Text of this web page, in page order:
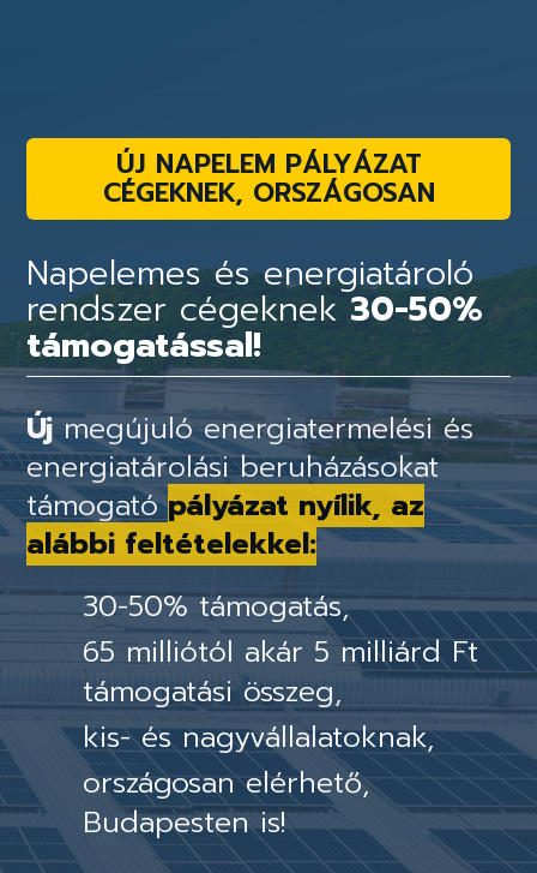
ÚJ NAPELEM PÁLYÁZAT
CÉGEKNEK, ORSZÁGOSAN
Napelemes és energiatároló
rendszer cégeknek30-50%
támogatással!
Újmegújuló energiatermelési és
energiatárolási beruházásokat
támogató pályázat nyílik, az
alábbi feltételekkel:
30-50% támogatás,
65 milliótól akár 5 milliárd Ft
támogatási összeg,
kis- és nagyvállalatoknak,
országosan elérhető,
Budapesten is!